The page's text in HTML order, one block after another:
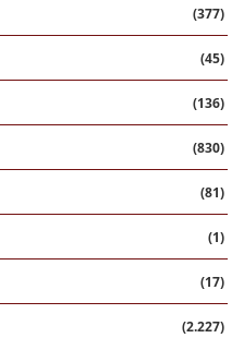
(377)
(45)
(136)
(830)
(81)
(1)
(17)
(2.227)